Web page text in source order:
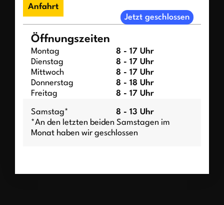
Anfahrt
Jetzt geschlossen
Öffnungszeiten
Montag
8 - 17 Uhr
Dienstag
8 - 17 Uhr
Mittwoch
8 - 17 Uhr
Donnerstag
8 - 18 Uhr
Freitag
8 - 17 Uhr
Samstag*
8 - 13 Uhr
*An den letzten beiden Samstagen im
Monat haben wir geschlossen